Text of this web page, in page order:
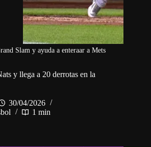
Slam y ayuda a enteraar a Mets
y llega a 20 derrotas en la
30/04/2026
1 min